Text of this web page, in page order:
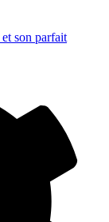
son parfait